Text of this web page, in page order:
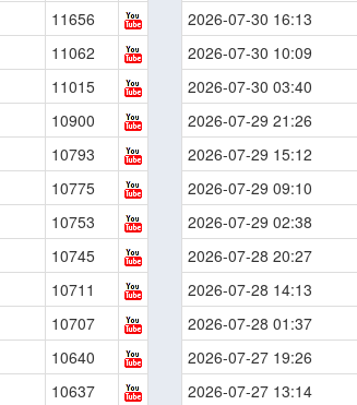
11656
11062
11015
10900
10793
10775
10753
10745
10711
10707
10640
10637
2026-07-30 16:13
2026-07-30 10:09
2026-07-30 03:40
2026-07-29 21:26
2026-07-29 15:12
2026-07-29 09:10
2026-07-29 02:38
2026-07-28 20:27
2026-07-28 14:13
2026-07-28 01:37
2026-07-27 19:26
2026-07-27 13:14